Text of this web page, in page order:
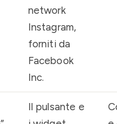
network
Instagram,
forniti da
Facebook
Inc.
Il pulsante e